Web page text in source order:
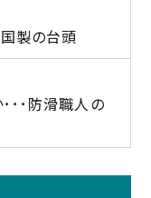
国製の台頭
･･･防滑職人の